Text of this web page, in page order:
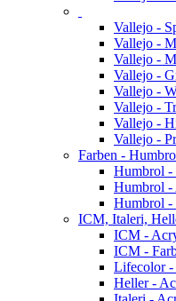
Vallejo -
Vallejo -
Vallejo -
Vallejo -
Vallejo -
Vallejo -
Vallejo -
Vallejo -
Farben -
Humbrol -
Humbrol -
Humbrol -
ICM, Italeri,
ICM -
ICM -
Lifecolor -
Heller -